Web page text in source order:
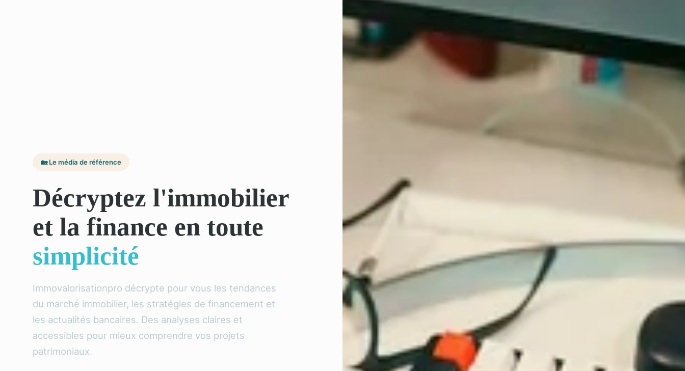
🏡 Le média de référence
Décryptez l'immobilier
et la finance en toute
simplicité
Immovalorisationpro décrypte pour vous les tendances
du marché immobilier, les stratégies de financement et
les actualités bancaires. Des analyses claires et
accessibles pour mieux comprendre vos projets
patrimoniaux.